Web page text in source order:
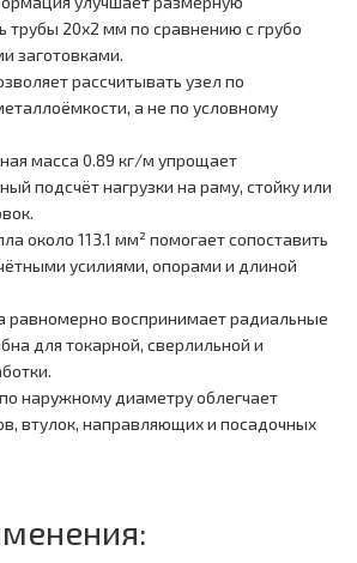
трубы 20x2 мм по сравнению с грубо
заготовками.
рассчитывать узел по
а не по условному
масса 0.89 кг/м упрощает
подсчёт нагрузки на раму, стойку или
около 113.1 мм² помогает сопоставить
усилиями, опорами и длиной
равномерно воспринимает радиальные
для токарной, сверлильной и
наружному диаметру облегчает
втулок, направляющих и посадочных